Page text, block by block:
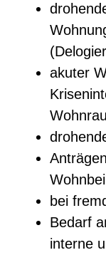
akuter
bei
Bedarf
interne